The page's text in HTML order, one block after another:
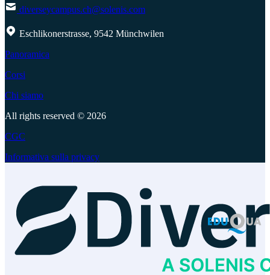
diverseycampus.ch@solenis.com
Eschlikonerstrasse, 9542 Münchwilen
Panoramica
Corsi
Chi siamo
All rights reserved © 2026
CGC
Informativa sulla privacy